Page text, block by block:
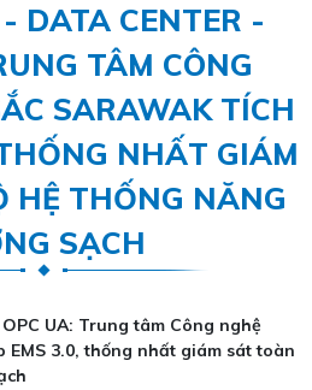
DATA CENTER -
TÂM CÔNG
SARAWAK TÍCH
NHẤT GIÁM
HỆ THỐNG NĂNG
SẠCH
UA: Trung tâm Công nghệ
EMS 3.0, thống nhất giám sát toàn